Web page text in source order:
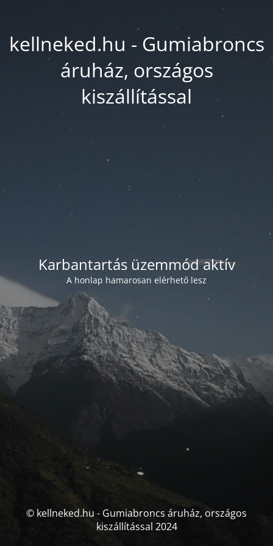
kellneked.hu - Gumiabroncs
áruház, országos
kiszállítással
Karbantartás üzemmód aktív
A honlap hamarosan elérhető lesz
© kellneked.hu - Gumiabroncs áruház, országos
kiszállítással 2024